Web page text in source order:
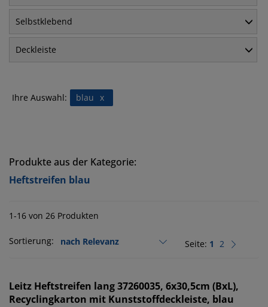
Selbstklebend
Deckleiste
Ihre Auswahl: x
blau
Produkte aus der Kategorie:
Heftstreifen blau
1-16 von 26 Produkten
Sortierung: Seite: 1 2
Leitz Heftstreifen lang 37260035, 6x30,5cm (BxL),
Recyclingkarton mit Kunststoffdeckleiste, blau